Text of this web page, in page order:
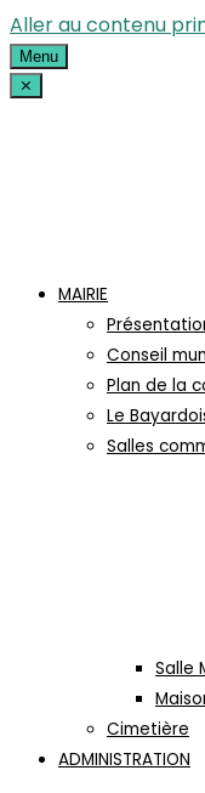
Aller au contenu
Menu
⨯
MAIRIE
Conseil
Plan de la
Le
Salles
Salle
Cimetière
ADMINISTRATION